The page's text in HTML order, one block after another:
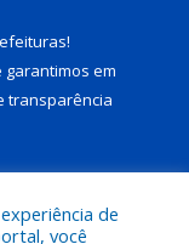
!
garantimos em
transparência
de
você